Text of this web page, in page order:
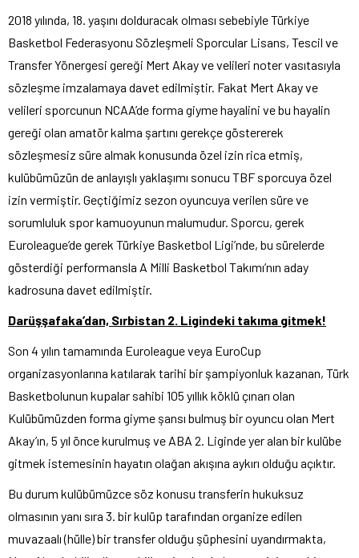
2018 yılında, 18. yaşını dolduracak olması sebebiyle Türkiye
Basketbol Federasyonu Sözleşmeli Sporcular Lisans, Tescil ve
Transfer Yönergesi gereği Mert Akay ve velileri noter vasıtasıyla
sözleşme imzalamaya davet edilmiştir. Fakat Mert Akay ve
velileri sporcunun NCAA’de forma giyme hayalini ve bu hayalin
gereği olan amatör kalma şartını gerekçe göstererek
sözleşmesiz süre almak konusunda özel izin rica etmiş,
kulübümüzün de anlayışlı yaklaşımı sonucu TBF sporcuya özel
izin vermiştir. Geçtiğimiz sezon oyuncuya verilen süre ve
sorumluluk spor kamuoyunun malumudur. Sporcu, gerek
Euroleague’de gerek Türkiye Basketbol Ligi’nde, bu sürelerde
gösterdiği performansla A Milli Basketbol Takımı’nın aday
kadrosuna davet edilmiştir.
Darüşşafaka’dan, Sırbistan 2. Ligindeki takıma gitmek!
Son 4 yılın tamamında Euroleague veya EuroCup
organizasyonlarına katılarak tarihi bir şampiyonluk kazanan, Türk
Basketbolunun kupalar sahibi 105 yıllık köklü çınarı olan
Kulübümüzden forma giyme şansı bulmuş bir oyuncu olan Mert
Akay’ın, 5 yıl önce kurulmuş ve ABA 2. Liginde yer alan bir kulübe
gitmek istemesinin hayatın olağan akışına aykırı olduğu açıktır.
Bu durum kulübümüzce söz konusu transferin hukuksuz
olmasının yanı sıra 3. bir kulüp tarafından organize edilen
muvazaalı (hülle) bir transfer olduğu şüphesini uyandırmakta,